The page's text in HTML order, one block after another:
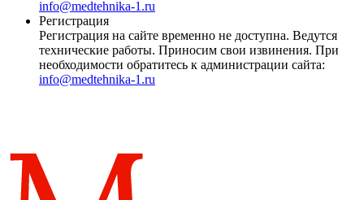
info@medtehnika-1.ru
Регистрация
Регистрация на сайте временно не доступна. Ведутся
технические работы. Приносим свои извинения. При
необходимости обратитесь к администрации сайта:
info@medtehnika-1.ru